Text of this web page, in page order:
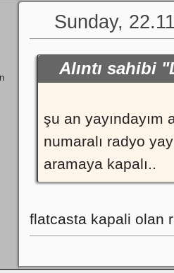
Sunday,
Alıntı sahibi
şu an yayındayım
numaralı radyo
aramaya kapalı..
flatcasta kapali olan